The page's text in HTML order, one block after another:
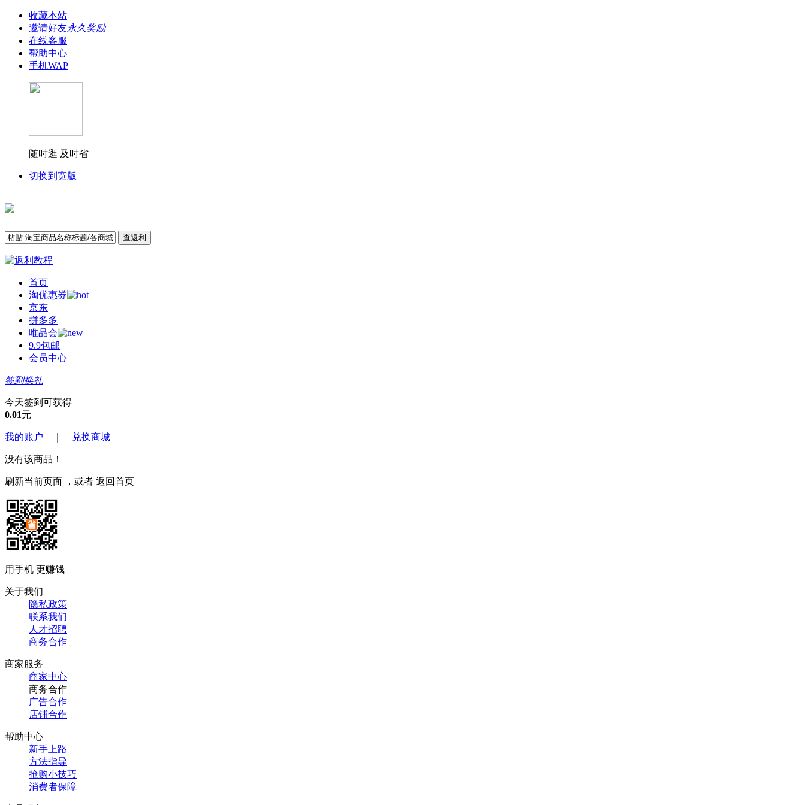
收藏本站
邀请好友永久奖励
在线客服
帮助中心
手机WAP
随时逛 及时省
切换到宽版
查返利
首页
淘优惠券
京东
拼多多
唯品会
9.9包邮
会员中心
签到换礼
今天签到可获得
0.01元
我的账户 兑换商城
没有该商品！
刷新当前页面 ，或者 返回首页
用手机 更赚钱
关于我们
隐私政策
联系我们
人才招聘
商务合作
商家服务
商家中心
商务合作
广告合作
店铺合作
帮助中心
新手上路
方法指导
抢购小技巧
消费者保障